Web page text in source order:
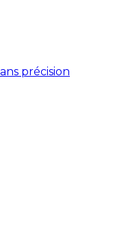
précision